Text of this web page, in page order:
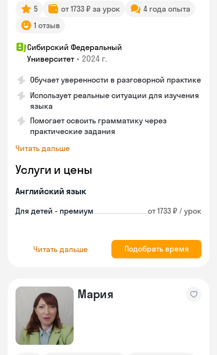
5 от 1733 ₽ за урок
4 года опыта
1 отзыв
Сибирский Федеральный
Университет • 2024 г.
Обучает уверенности в разговорной практике
Использует реальные ситуации для изучения
языка
Помогает освоить грамматику через
практические задания
Читать дальше
Услуги и цены
Английский язык
Для детей - премиум от 1733 ₽ / урок
Читать дальше Подобрать время
Мария